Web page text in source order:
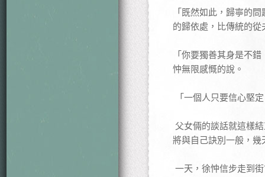
「既然如此，歸寧的
的歸依處，比傳統的
「你要獨善其身是不
忡無限感慨的說。
「一個人只要信心堅
父女倆的談話就這樣
將與自己訣別一般，
一天，徐忡信步走到